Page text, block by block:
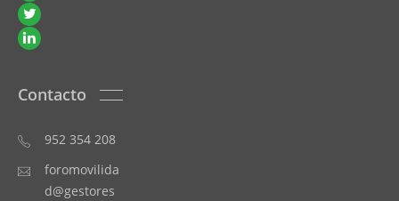
Contacto
952 354 208
foromovilida
d@gestores